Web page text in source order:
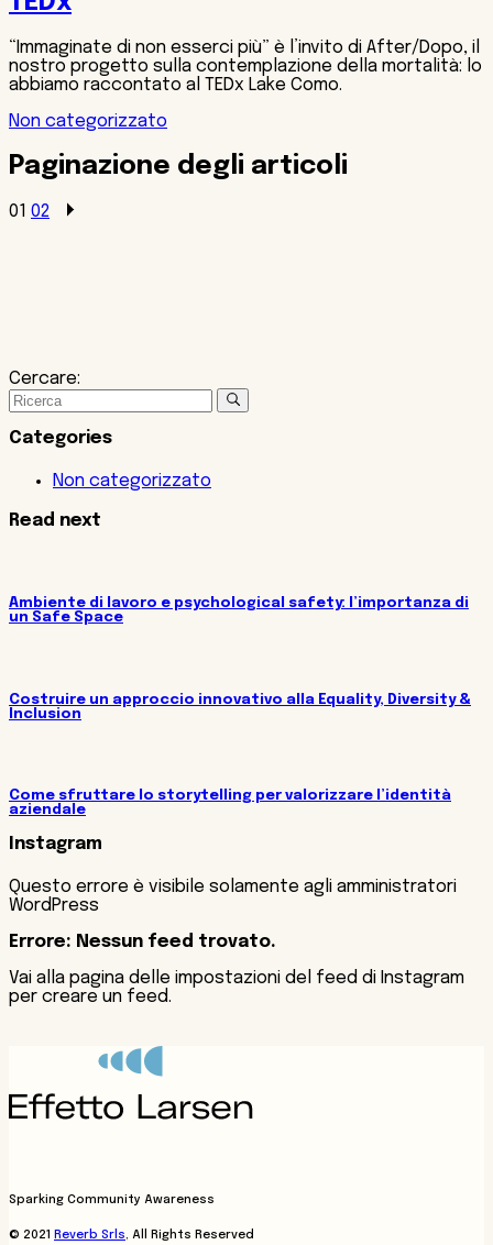
“Immaginate di non esserci più” è l’invito di After/Dopo, il
nostro progetto sulla contemplazione della mortalità: lo
abbiamo raccontato al TEDx Lake Como.
Non categorizzato
Paginazione degli articoli
01 02
Cercare:
Categories
Non categorizzato
Read next
Ambiente di lavoro e psychological safety: l’importanza di
un Safe Space
Costruire un approccio innovativo alla Equality, Diversity &
Inclusion
Come sfruttare lo storytelling per valorizzare l’identità
aziendale
Instagram
Questo errore è visibile solamente agli amministratori
WordPress
Errore: Nessun feed trovato.
Vai alla pagina delle impostazioni del feed di Instagram
per creare un feed.
Sparking Community Awareness
© 2021 Reverb Srls, All Rights Reserved